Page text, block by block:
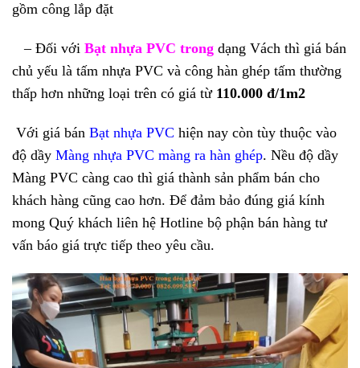
gồm công lắp đặt
– Đối với Bạt nhựa PVC trong dạng Vách thì giá bán
chủ yếu là tấm nhựa PVC và công hàn ghép tấm thường
thấp hơn những loại trên có giá từ110.000 đ/1m2
Với giá bán Bạt nhựa PVC hiện nay còn tùy thuộc vào
độ dầy Màng nhựa PVC màng ra hàn ghép. Nều độ dầy
Màng PVC càng cao thì giá thành sản phẩm bán cho
khách hàng cũng cao hơn. Để đảm bảo đúng giá kính
mong Quý khách liên hệ Hotline bộ phận bán hàng tư
vấn báo giá trực tiếp theo yêu cầu.